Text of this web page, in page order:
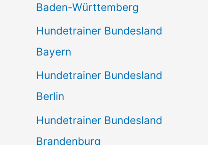
Baden-Württemberg
Hundetrainer Bundesland
Bayern
Hundetrainer Bundesland
Berlin
Hundetrainer Bundesland
Brandenburg